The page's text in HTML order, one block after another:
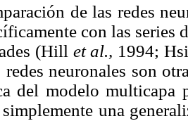
de las redes
con las series
(Hill et al., 1994;
redes neuronales son
del modelo multicapa
simplemente una